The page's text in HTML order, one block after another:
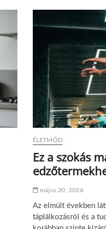
ÉLETMÓD
Ez a szokás
május 20, 2026
Az elmúlt években
táplálkozásról és a